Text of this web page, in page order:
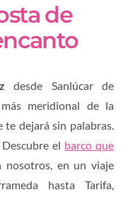
de
desde Sanlúcar de
meridional de la
te dejará sin palabras.
el barco que
nosotros, en un viaje
hasta Tarifa,